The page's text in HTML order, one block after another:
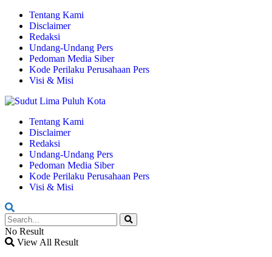
Tentang Kami
Disclaimer
Redaksi
Undang-Undang Pers
Pedoman Media Siber
Kode Perilaku Perusahaan Pers
Visi & Misi
Tentang Kami
Disclaimer
Redaksi
Undang-Undang Pers
Pedoman Media Siber
Kode Perilaku Perusahaan Pers
Visi & Misi
No Result
View All Result